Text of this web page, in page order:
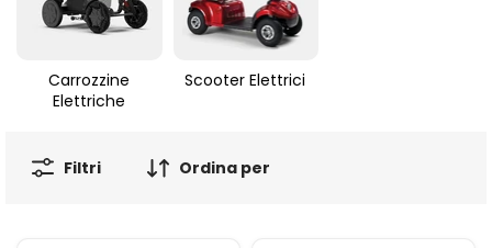
Carrozzine
Elettriche
Scooter Elettrici
Filtri Ordina per